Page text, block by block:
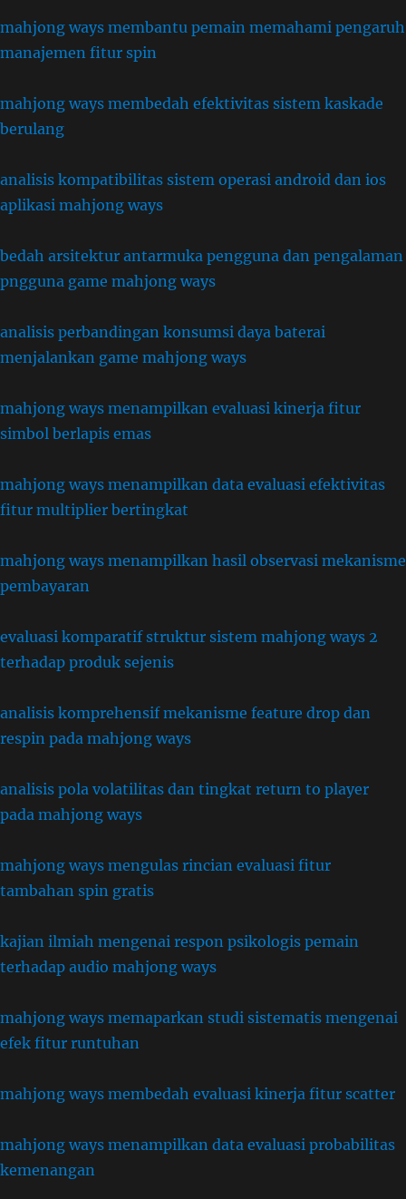
mahjong ways membantu pemain memahami pengaruh
manajemen fitur spin
mahjong ways membedah efektivitas sistem kaskade
berulang
analisis kompatibilitas sistem operasi android dan ios
aplikasi mahjong ways
bedah arsitektur antarmuka pengguna dan pengalaman
pngguna game mahjong ways
analisis perbandingan konsumsi daya baterai
menjalankan game mahjong ways
mahjong ways menampilkan evaluasi kinerja fitur
simbol berlapis emas
mahjong ways menampilkan data evaluasi efektivitas
fitur multiplier bertingkat
mahjong ways menampilkan hasil observasi mekanisme
pembayaran
evaluasi komparatif struktur sistem mahjong ways 2
terhadap produk sejenis
analisis komprehensif mekanisme feature drop dan
respin pada mahjong ways
analisis pola volatilitas dan tingkat return to player
pada mahjong ways
mahjong ways mengulas rincian evaluasi fitur
tambahan spin gratis
kajian ilmiah mengenai respon psikologis pemain
terhadap audio mahjong ways
mahjong ways memaparkan studi sistematis mengenai
efek fitur runtuhan
mahjong ways membedah evaluasi kinerja fitur scatter
mahjong ways menampilkan data evaluasi probabilitas
kemenangan